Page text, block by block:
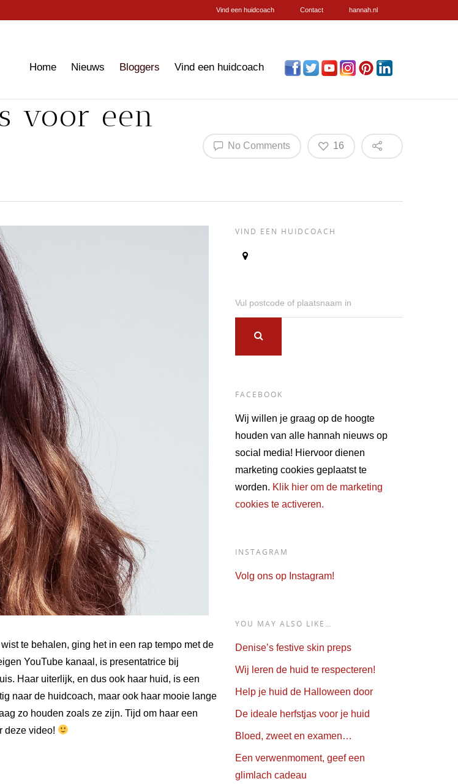
Vind een huidcoach Contact hannah.nl
Home Nieuws Bloggers Vind een huidcoach
voor een
No Comments 16
te behalen, ging het in een rap tempo met de
YouTube kanaal, is presentatrice bij
Haar uiterlijk, en dus ook haar huid, is een
naar de huidcoach, maar ook haar mooie lange
zo houden zoals ze zijn. Tijd om haar een
deze video!
VIND EEN HUIDCOACH
Vul postcode of plaatsnaam in
FACEBOOK
Wij willen je graag op de hoogte
houden van alle hannah nieuws op
social media! Hiervoor dienen
marketing cookies geplaatst te
worden. Klik hier om de marketing
cookies te activeren.
INSTAGRAM
Volg ons op Instagram!
YOU MAY ALSO LIKE…
Denise’s festive skin preps
Wij leren de huid te respecteren!
Help je huid de Halloween door
De ideale herfstjas voor je huid
Bloed, zweet en examen…
Een verwenmoment, geef een
glimlach cadeau